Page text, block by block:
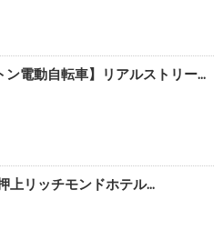
ン電動自転車】リアルストリー...
上リッチモンドホテル...